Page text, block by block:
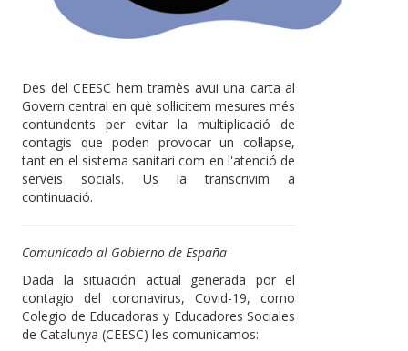
Des del CEESC hem tramès avui una carta al
Govern central en què sol·licitem mesures més
contundents per evitar la multiplicació de
contagis que poden provocar un col·lapse,
tant en el sistema sanitari com en l'atenció de
serveis socials. Us la transcrivim a
continuació.
Comunicado al Gobierno de España
Dada la situación actual generada por el
contagio del coronavirus, Covid-19, como
Colegio de Educadoras y Educadores Sociales
de Catalunya (CEESC) les comunicamos: